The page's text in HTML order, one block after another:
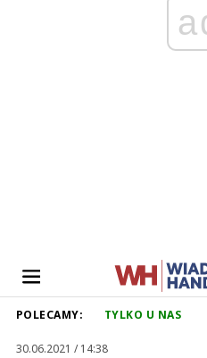
POLECAMY: TYLKO U NAS
30.06.2021 / 14:38